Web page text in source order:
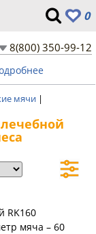
0
8(800) 350-99-12
мячи |
RK160
мяча – 60